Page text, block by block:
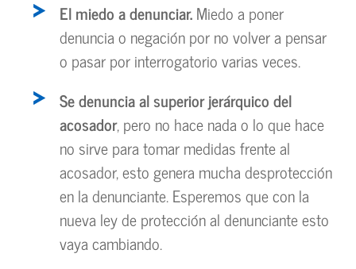
El miedo a denunciar.Miedo a poner
denuncia o negación por no volver a pensar
o pasar por interrogatorio varias veces.
Se denuncia al superior jerárquico del
acosador, pero no hace nada o lo que hace
no sirve para tomar medidas frente al
acosador, esto genera mucha desprotección
en la denunciante. Esperemos que con la
nueva ley de protección al denunciante esto
vaya cambiando.